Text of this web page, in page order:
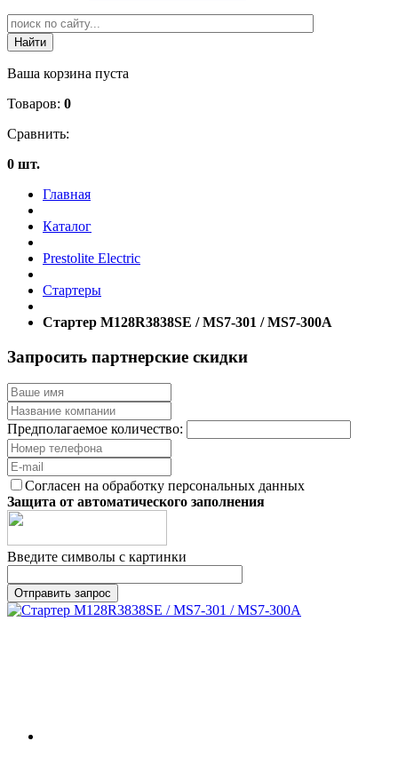
Ваша корзина пуста
Товаров: 0
Сравнить:
0 шт.
Главная
Каталог
Prestolite Electric
Стартеры
Стартер M128R3838SE / MS7-301 / MS7-300A
Запросить партнерские скидки
Предполагаемое количество:
Согласен на обработку персональных данных
Защита от автоматического заполнения
Введите символы с картинки